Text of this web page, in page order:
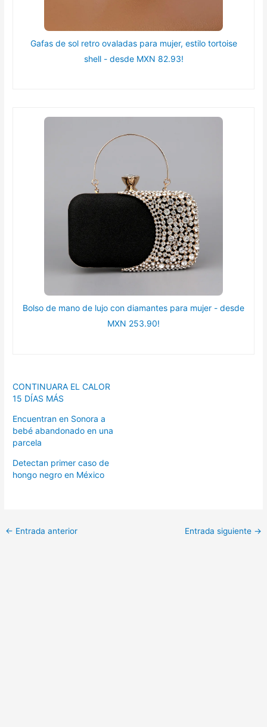
Gafas de sol retro ovaladas para mujer, estilo tortoise
shell - desde MXN 82.93!
Bolso de mano de lujo con diamantes para mujer - desde
MXN 253.90!
CONTINUARA EL CALOR
15 DÍAS MÁS
Encuentran en Sonora a
bebé abandonado en una
parcela
Detectan primer caso de
hongo negro en México
← Entrada anterior Entrada siguiente →